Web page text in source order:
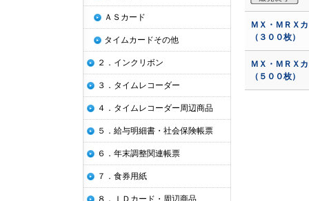
ＭＸ・ＭＲＸ
（３００枚）
ＭＸ・ＭＲＸ
（５００枚）
ＡＳカード
タイムカードその他
２．インクリボン
３．タイムレコーダー
４．タイムレコーダー周辺商品
５．給与明細書・社会保険帳票
６．年末調整関連帳票
７．食券用紙
８．ＩＤカード・周辺商品